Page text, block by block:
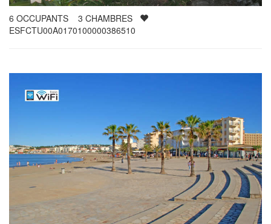
6 OCCUPANTS 3 CHAMBRES
ESFCTU00A0170100000386510